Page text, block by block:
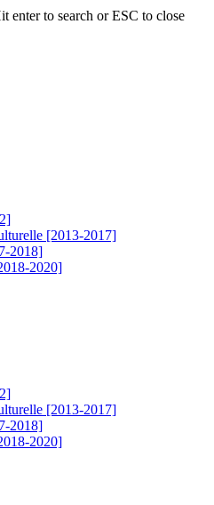
enter to search or ESC to close
[2013-2017]
2018]
2020]
[2013-2017]
2018]
2020]